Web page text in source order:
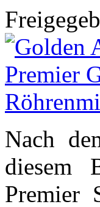
Nach
diesem
Premier